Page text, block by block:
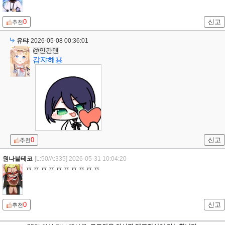
추천0 신고
유탸 2026-05-08 00:36:01
@인간맨
감쟈해용
추천0 신고
원나블테코 [L:50/A:335] 2026-05-31 10:04:20
ㅎㅎㅎㅎㅎㅎㅎㅎㅎㅎ
추천0 신고